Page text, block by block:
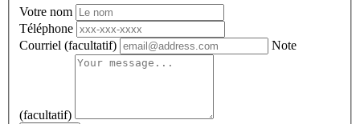
Votre nom
Téléphone
Courriel (facultatif) Note
(facultatif)